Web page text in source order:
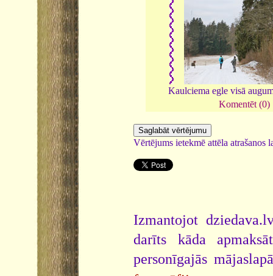
Kaulciema egle visā
Komentēt (0)
Vērtējums ietekmē attēla atrašanos
Izmantojot
darīts kāda
personīgajās